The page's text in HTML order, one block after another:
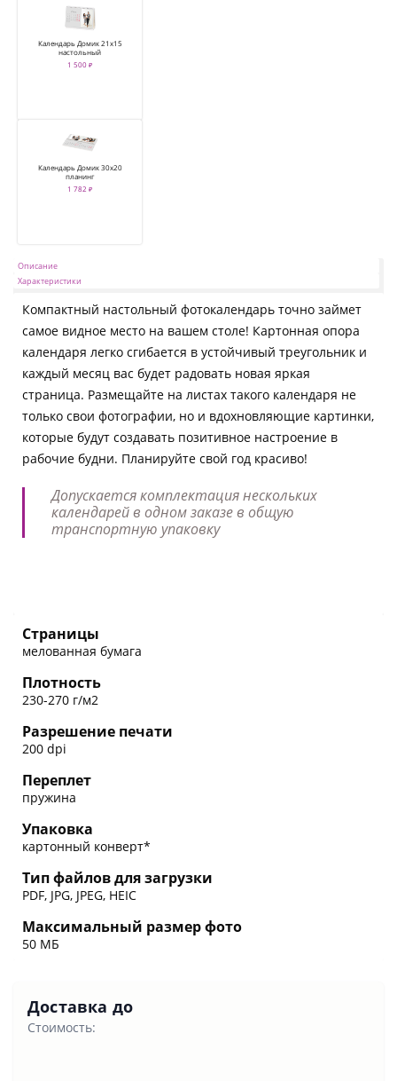
Календарь Домик 21х15
настольный
1 500 ₽
Календарь Домик 30х20
планинг
1 782 ₽
Описание
Характеристики
Компактный настольный фотокалендарь точно займет
самое видное место на вашем столе! Картонная опора
календаря легко сгибается в устойчивый треугольник и
каждый месяц вас будет радовать новая яркая
страница. Размещайте на листах такого календаря не
только свои фотографии, но и вдохновляющие картинки,
которые будут создавать позитивное настроение в
рабочие будни. Планируйте свой год красиво!
Допускается комплектация нескольких
календарей в одном заказе в общую
транспортную упаковку
Страницы
мелованная бумага
Плотность
230-270 г/м2
Разрешение печати
200 dpi
Переплет
пружина
Упаковка
картонный конверт*
Тип файлов для загрузки
PDF, JPG, JPEG, HEIC
Максимальный размер фото
50 МБ
Доставка до
Стоимость: